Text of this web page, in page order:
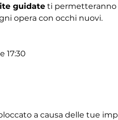
guidate ti permetteranno
opera con occhi nuovi.
17:30
a causa delle tue